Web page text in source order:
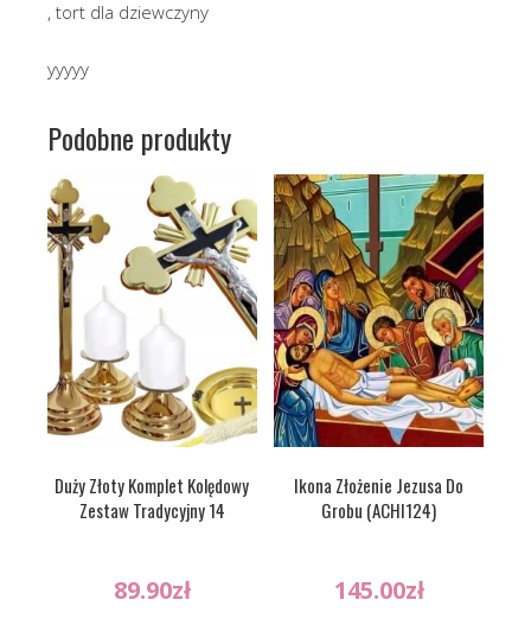
, tort dla dziewczyny
yyyyy
Podobne produkty
Duży Złoty Komplet Kolędowy
Zestaw Tradycyjny 14
89.90zł
Ikona Złożenie Jezusa Do
Grobu (ACHI124)
145.00zł